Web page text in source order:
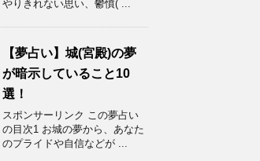
やりきれない思い、鬱憤( ...
【夢占い】城(宮殿)の夢
が暗示していること10
選！
スポンサーリンク この夢占い
の目次1 お城の夢から、あなた
のプライドや自信などが ...